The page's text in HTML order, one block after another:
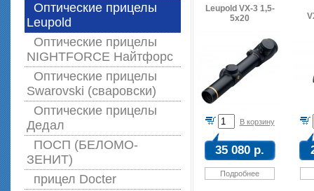
Оптические прицелы
Leupold
Оптические прицелы
NIGHTFORCE Найтфорс
Оптические прицелы
Swarovski (сваровски)
Оптические прицелы
Дедал
ПОСП (БЕЛОМО-
ЗЕНИТ)
прицел Docter
Leupold VX-3 1,5-
5x20
В корзину
35 080 р.
Подробнее